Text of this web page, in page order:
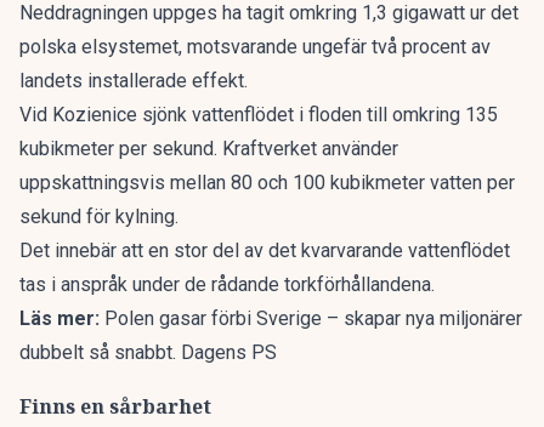
Neddragningen uppges ha tagit omkring 1,3 gigawatt ur det
polska elsystemet, motsvarande ungefär två procent av
landets installerade effekt.
Vid Kozienice sjönk vattenflödet i floden till omkring 135
kubikmeter per sekund. Kraftverket använder
uppskattningsvis mellan 80 och 100 kubikmeter vatten per
sekund för kylning.
Det innebär att en stor del av det kvarvarande vattenflödet
tas i anspråk under de rådande torkförhållandena.
Läs mer: Polen gasar förbi Sverige – skapar nya miljonärer
dubbelt så snabbt. Dagens PS
Finns en sårbarhet